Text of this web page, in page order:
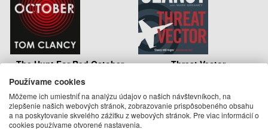
The Hunt For Red October
Tom Clancy
13.95 €
Na sklade
Threat Vector
13.95 €
Na objednávku
Používame cookies
Môžeme ich umiestniť na analýzu údajov o našich návštevníkoch, na
zlepšenie našich webových stránok, zobrazovanie prispôsobeného obsahu
a na poskytovanie skvelého zážitku z webových stránok. Pre viac informácií o
cookies používame otvorené nastavenia.